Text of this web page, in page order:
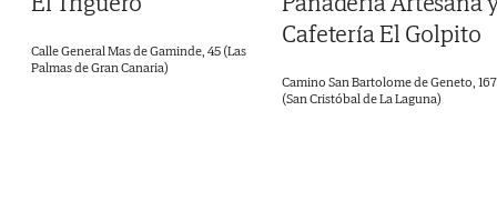
Calle General Mas de Gaminde, 45 (Las
Palmas de Gran Canaria)
Cafetería El Golpito
Camino San Bartolome de Geneto, 167
(San Cristóbal de La Laguna)